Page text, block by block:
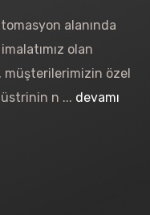
alanında
olan
müşterilerimizin özel
n ... devamı